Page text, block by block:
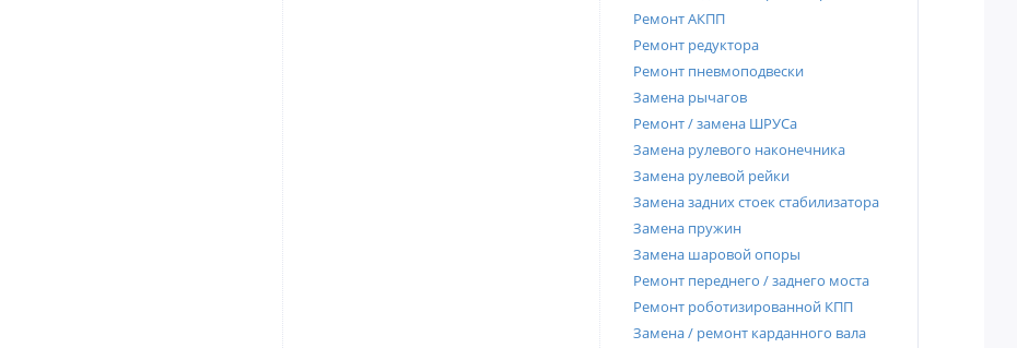
Ремонт АКПП
Ремонт редуктора
Ремонт пневмоподвески
Замена рычагов
Ремонт / замена ШРУСа
Замена рулевого наконечника
Замена рулевой рейки
Замена задних стоек стабилизатора
Замена пружин
Замена шаровой опоры
Ремонт переднего / заднего моста
Ремонт роботизированной КПП
Замена / ремонт карданного вала